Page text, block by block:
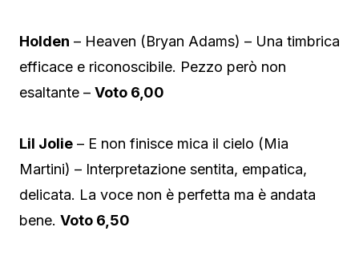
Holden – Heaven (Bryan Adams) – Una timbrica
efficace e riconoscibile. Pezzo però non
esaltante – Voto 6,00
Lil Jolie – E non finisce mica il cielo (Mia
Martini) – Interpretazione sentita, empatica,
delicata. La voce non è perfetta ma è andata
bene. Voto 6,50